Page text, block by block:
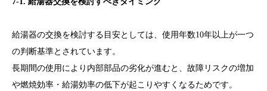
給湯器の交換を検討する目安としては、使用年数10年以上が一つ
の判断基準とされています。
長期間の使用により内部部品の劣化が進むと、故障リスクの増加
や燃焼効率・給湯効率の低下が起こりやすくなるためです。